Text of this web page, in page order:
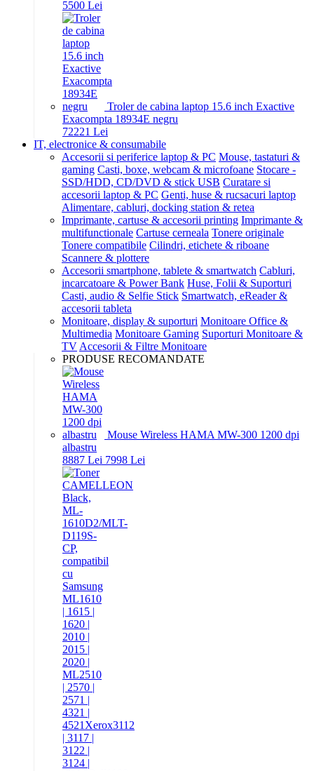
5500 Lei
Troler de cabina laptop 15.6 inch Exactive
Exacompta 18934E negru
72221 Lei
IT, electronice & consumabile
Accesorii si periferice laptop & PC Mouse, tastaturi &
gaming Casti, boxe, webcam & microfoane Stocare -
SSD/HDD, CD/DVD & stick USB Curatare si
accesorii laptop & PC Genti, huse & rucsacuri laptop
Alimentare, cabluri, docking station & retea
Imprimante, cartuse & accesorii printing Imprimante &
multifunctionale Cartuse cerneala Tonere originale
Tonere compatibile Cilindri, etichete & riboane
Scannere & plottere
Accesorii smartphone, tablete & smartwatch Cabluri,
incarcatoare & Power Bank Huse, Folii & Suporturi
Casti, audio & Selfie Stick Smartwatch, eReader &
accesorii tableta
Monitoare, display & suporturi Monitoare Office &
Multimedia Monitoare Gaming Suporturi Monitoare &
TV Accesorii & Filtre Monitoare
PRODUSE RECOMANDATE
Mouse Wireless HAMA MW-300 1200 dpi
albastru
8887 Lei 7998 Lei